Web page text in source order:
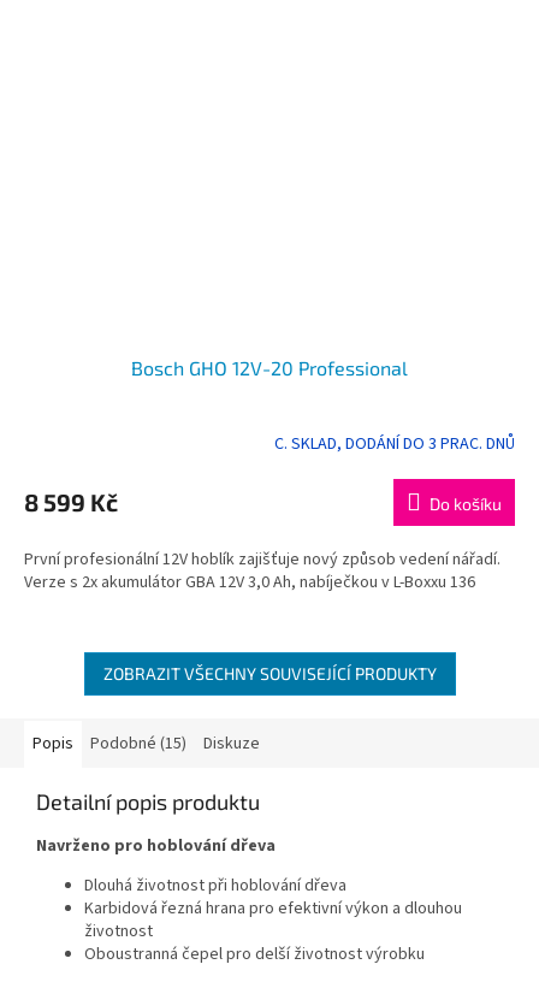
Bosch GHO 12V-20 Professional
C. SKLAD, DODÁNÍ DO 3 PRAC. DNŮ
8 599 Kč Do košíku
První profesionální 12V hoblík zajišťuje nový způsob vedení nářadí.
Verze s 2x akumulátor GBA 12V 3,0 Ah, nabíječkou v L-Boxxu 136
ZOBRAZIT VŠECHNY SOUVISEJÍCÍ PRODUKTY
Popis Podobné (15) Diskuze
Detailní popis produktu
Navrženo pro hoblování dřeva
Dlouhá životnost při hoblování dřeva
Karbidová řezná hrana pro efektivní výkon a dlouhou
životnost
Oboustranná čepel pro delší životnost výrobku